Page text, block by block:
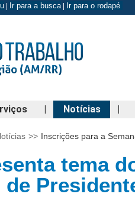
Ir para a busca| Ir para o rodapé
| Notícias |
>> Inscrições para a
tema
de